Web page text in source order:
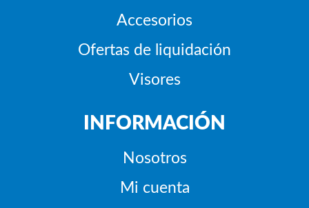
Accesorios
Ofertas de liquidación
Visores
INFORMACIÓN
Nosotros
Mi cuenta